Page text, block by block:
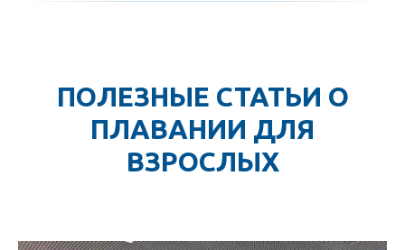
ПОЛЕЗНЫЕ СТАТЬИ О
ПЛАВАНИИ ДЛЯ
ВЗРОСЛЫХ